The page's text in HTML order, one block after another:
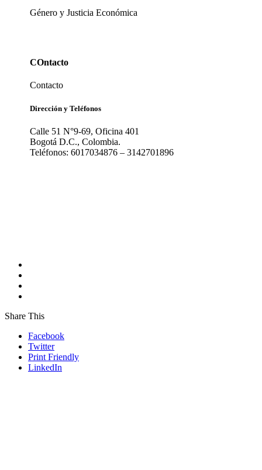
Género y Justicia Económica
COntacto
Contacto
Dirección y Teléfonos
Calle 51 N°9-69, Oficina 401
Bogotá D.C., Colombia.
Teléfonos: 6017034876 – 3142701896
Share This
Facebook
Twitter
Print Friendly
LinkedIn